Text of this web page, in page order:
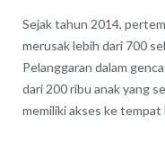
Sejak tahun 2014,
merusak lebih dari 700
Pelanggaran dalam
dari 200 ribu anak yang
memiliki akses ke tempat